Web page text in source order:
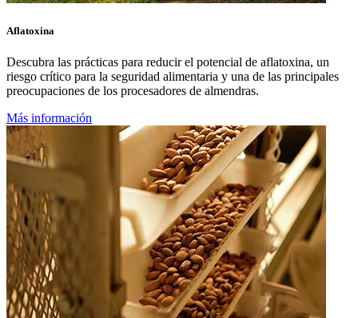
Aflatoxina
Descubra las prácticas para reducir el potencial de aflatoxina, un
riesgo crítico para la seguridad alimentaria y una de las principales
preocupaciones de los procesadores de almendras.
Más información